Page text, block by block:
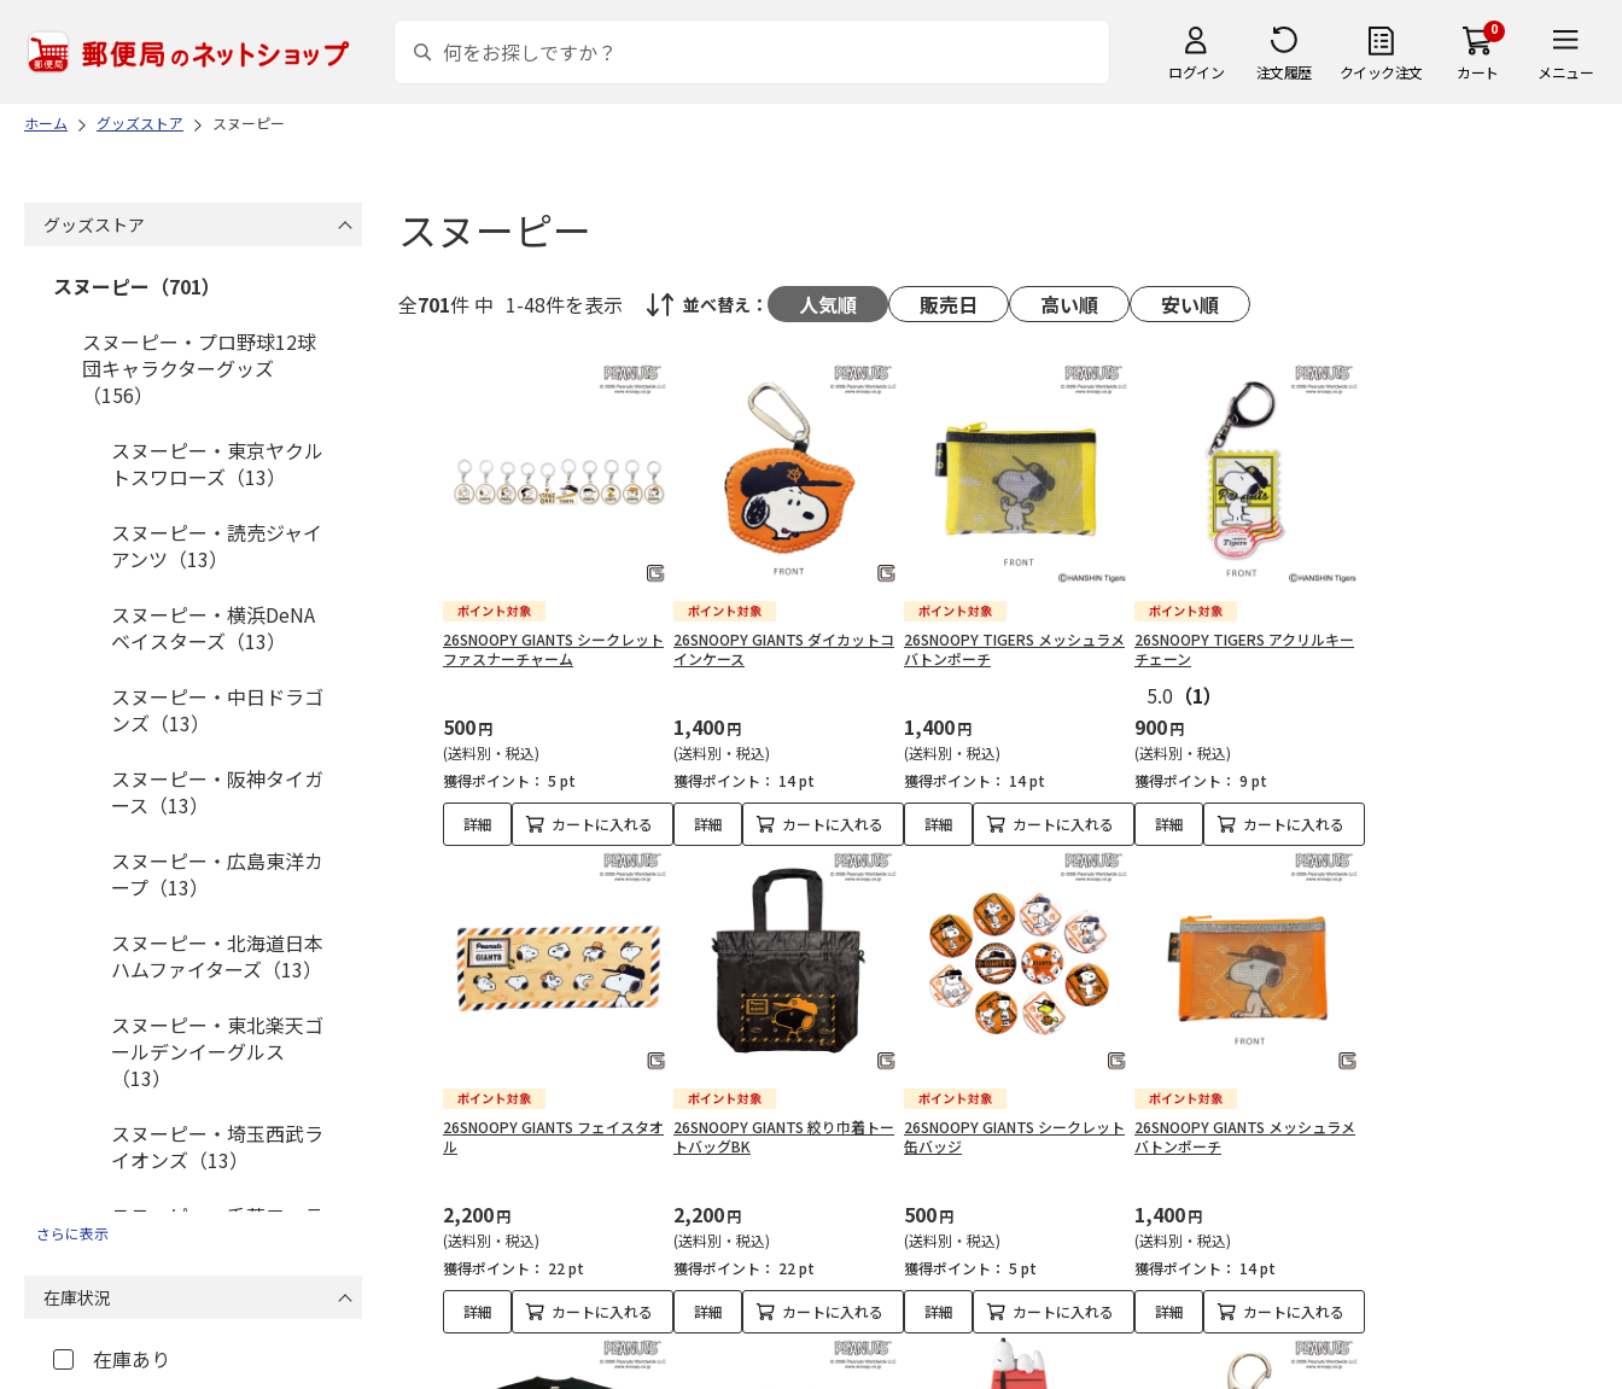
ログイン 注文履歴 クイック注文
0
カート メニュー
ホーム グッズストア スヌーピー
スヌーピー
全701件 中 1-48件を表示 並べ替え： 人気順 販売日 高い順 安い順
26SNOOPY GIANTS シークレット
ファスナーチャーム
500円
(送料別・税込)
獲得ポイント： 5 pt
詳細 カートに入れる
26SNOOPY GIANTS ダイカットコ
インケース
1,400円
(送料別・税込)
獲得ポイント： 14 pt
詳細 カートに入れる
26SNOOPY TIGERS メッシュラメ
バトンポーチ
1,400円
(送料別・税込)
獲得ポイント： 14 pt
詳細 カートに入れる
26SNOOPY TIGERS アクリルキー
チェーン
5.0 （1）
900円
(送料別・税込)
獲得ポイント： 9 pt
詳細 カートに入れる
26SNOOPY GIANTS フェイスタオ
ル
2,200円
(送料別・税込)
獲得ポイント： 22 pt
詳細 カートに入れる
26SNOOPY GIANTS 絞り巾着トー
トバッグBK
2,200円
(送料別・税込)
獲得ポイント： 22 pt
詳細 カートに入れる
26SNOOPY GIANTS シークレット
缶バッジ
500円
(送料別・税込)
獲得ポイント： 5 pt
詳細 カートに入れる
26SNOOPY GIANTS メッシュラメ
バトンポーチ
1,400円
(送料別・税込)
獲得ポイント： 14 pt
詳細 カートに入れる
グッズストア
スヌーピー（701）
スヌーピー・プロ野球12球
団キャラクターグッズ
（156）
スヌーピー・東京ヤクル
トスワローズ（13）
スヌーピー・読売ジャイ
アンツ（13）
スヌーピー・横浜DeNA
ベイスターズ（13）
スヌーピー・中日ドラゴ
ンズ（13）
スヌーピー・阪神タイガ
ース（13）
スヌーピー・広島東洋カ
ープ（13）
スヌーピー・北海道日本
ハムファイターズ（13）
スヌーピー・東北楽天ゴ
ールデンイーグルス
（13）
スヌーピー・埼玉西武ラ
イオンズ（13）
スヌーピー・千葉ロッテ
さらに表示
在庫状況
在庫あり